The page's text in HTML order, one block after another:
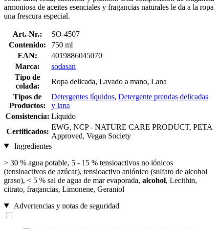
armoniosa de aceites esenciales y fragancias naturales le da a la ropa
una frescura especial.
Art.-Nr.:
SO-4507
Contenido:
750 ml
EAN:
4019886045070
Marca:
sodasan
Tipo de
colada:
Ropa delicada, Lavado a mano, Lana
Tipos de
Productos:
Detergentes líquidos, Detergente prendas delicadas
y lana
Consistencia: Líquido
Certificados:
EWG, NCP - NATURE CARE PRODUCT, PETA
Approved, Vegan Society
Ingredientes
> 30 % agua potable, 5 - 15 % tensioactivos no iónicos
(tensioactivos de azúcar), tensioactivo aniónico (sulfato de alcohol
graso), < 5 % sal de agua de mar evaporada, alcohol, Lecithin,
citrato, fragancias, Limonene, Geraniol
Advertencias y notas de seguridad